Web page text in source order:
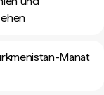
Manat